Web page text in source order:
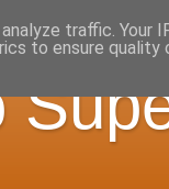
traffic. Your
to ensure quality